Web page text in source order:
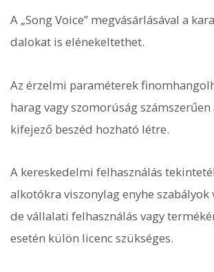
A „Song Voice” megvásárlásával a
dalokat is elénekeltethet.
Az érzelmi paraméterek
harag vagy szomorúság
kifejező beszéd hozható létre.
A kereskedelmi felhasználás
alkotókra viszonylag enyhe szabályok
de vállalati felhasználás vagy
esetén külön licenc szükséges.